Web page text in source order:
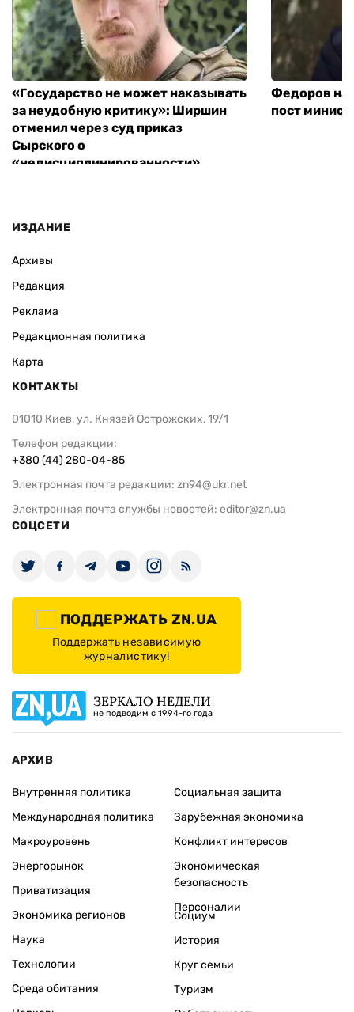
«Государство не может наказывать
за неудобную критику»: Ширшин
отменил через суд приказ
Сырского о
«недисциплинированности»
Федоров
пост
ИЗДАНИЕ
Архивы
Редакция
Реклама
Редакционная политика
Карта
КОНТАКТЫ
01010 Киев, ул. Князей Острожских, 19/1
Телефон редакции:
+380 (44) 280-04-85
Электронная почта редакции: zn94@ukr.net
Электронная почта службы новостей: editor@zn.ua
СОЦСЕТИ
ПОДДЕРЖАТЬ ZN.UA
Поддержать независимую
журналистику!
ЗЕРКАЛО НЕДЕЛИ
не подводим с 1994-го года
АРХИВ
Внутренняя политика
Международная политика
Макроуровень
Энергорынок
Приватизация
Экономика регионов
Социальная защита
Зарубежная экономика
Конфликт интересов
Экономическая
безопасность
Персоналии
Наука
Технологии
Среда обитания
Социум
История
Круг семьи
Туризм